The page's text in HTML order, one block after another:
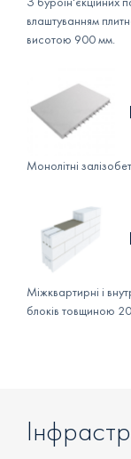
влаштуванням
висотою 900 мм.
Монолітні
Міжквартирні і
блоків товщиною